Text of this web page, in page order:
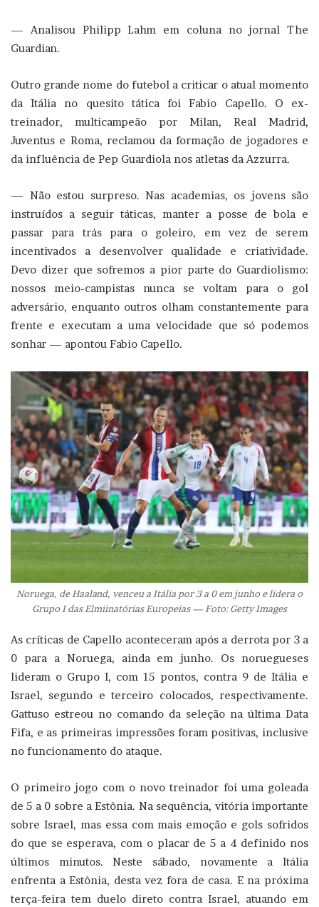
— Analisou Philipp Lahm em coluna no jornal The
Guardian.
Outro grande nome do futebol a criticar o atual momento
da Itália no quesito tática foi Fabio Capello. O ex-
treinador, multicampeão por Milan, Real Madrid,
Juventus e Roma, reclamou da formação de jogadores e
da influência de Pep Guardiola nos atletas da Azzurra.
— Não estou surpreso. Nas academias, os jovens são
instruídos a seguir táticas, manter a posse de bola e
passar para trás para o goleiro, em vez de serem
incentivados a desenvolver qualidade e criatividade.
Devo dizer que sofremos a pior parte do Guardiolismo:
nossos meio-campistas nunca se voltam para o gol
adversário, enquanto outros olham constantemente para
frente e executam a uma velocidade que só podemos
sonhar — apontou Fabio Capello.
Noruega, de Haaland, venceu a Itália por 3 a 0 em junho e lidera o
Grupo I das Elmiinatórias Europeias — Foto: Getty Images
As críticas de Capello aconteceram após a derrota por 3 a
0 para a Noruega, ainda em junho. Os noruegueses
lideram o Grupo I, com 15 pontos, contra 9 de Itália e
Israel, segundo e terceiro colocados, respectivamente.
Gattuso estreou no comando da seleção na última Data
Fifa, e as primeiras impressões foram positivas, inclusive
no funcionamento do ataque.
O primeiro jogo com o novo treinador foi uma goleada
de 5 a 0 sobre a Estônia. Na sequência, vitória importante
sobre Israel, mas essa com mais emoção e gols sofridos
do que se esperava, com o placar de 5 a 4 definido nos
últimos minutos. Neste sábado, novamente a Itália
enfrenta a Estônia, desta vez fora de casa. E na próxima
terça-feira tem duelo direto contra Israel, atuando em